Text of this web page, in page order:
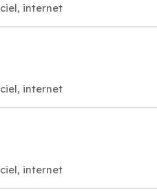
internet
internet
internet